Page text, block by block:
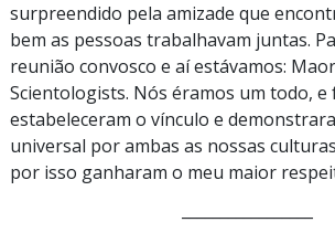
surpreendido pela amizade que
bem as pessoas trabalhavam juntas.
reunião convosco e aí estávamos:
Scientologists. Nós éramos um todo, e
estabeleceram o vínculo e
universal por ambas as nossas
por isso ganharam o meu maior